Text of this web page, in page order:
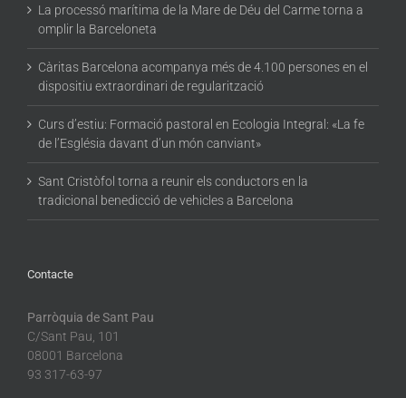
La processó marítima de la Mare de Déu del Carme torna a
omplir la Barceloneta
Càritas Barcelona acompanya més de 4.100 persones en el
dispositiu extraordinari de regularització
Curs d’estiu: Formació pastoral en Ecologia Integral: «La fe
de l’Església davant d’un món canviant»
Sant Cristòfol torna a reunir els conductors en la
tradicional benedicció de vehicles a Barcelona
Contacte
Parròquia de Sant Pau
C/Sant Pau, 101
08001 Barcelona
93 317-63-97